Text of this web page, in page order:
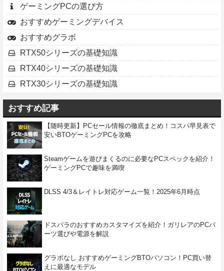
ゲーミングPCの選び方
おすすめゲーミングデバイス
おすすめグラボ
RTX50シリーズの基礎知識
RTX40シリーズの基礎知識
RTX30シリーズの基礎知識
おすすめ記事
【随時更新】PCセール情報の徹底まとめ！コスパ早見表で
安いBTOゲーミングPCを攻略
Steamゲームを遊びまくるのに必要なPCスペックを紹介！
ゲーミングPCで趣味を満喫
DLSS 4/3＆レイトレ対応ゲーム一覧！2025年6月時点
ドスパラのおすすめカスタマイズを紹介！ガリレアのPCパ
ーツ選びや電源を解説
グラボなし おすすめゲーミングBTOパソコン！PC買い替
えに最適なモデル